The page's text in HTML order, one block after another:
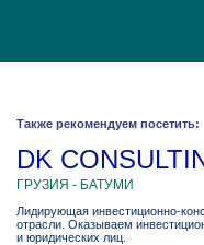
Также рекомендуем посетить:
DK
ГРУЗИЯ - БАТУМИ
Лидирующая инвестиционно-
отрасли. Оказываем
и юридических лиц.